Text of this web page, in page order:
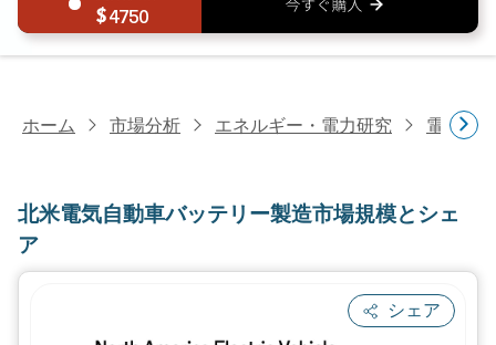
4750
ホーム 市場分析 エネルギー・電力研究 電池研究
北米電気自動車バッテリー製造市場規模とシェ
ア
シェア